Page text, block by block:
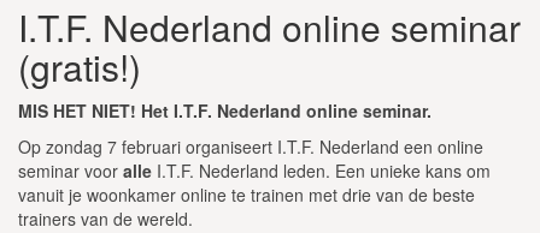
I.T.F. Nederland online seminar
(gratis!)
MIS HET NIET! Het I.T.F. Nederland online seminar.
Op zondag 7 februari organiseert I.T.F. Nederland een online
seminar voor alle I.T.F. Nederland leden. Een unieke kans om
vanuit je woonkamer online te trainen met drie van de beste
trainers van de wereld.